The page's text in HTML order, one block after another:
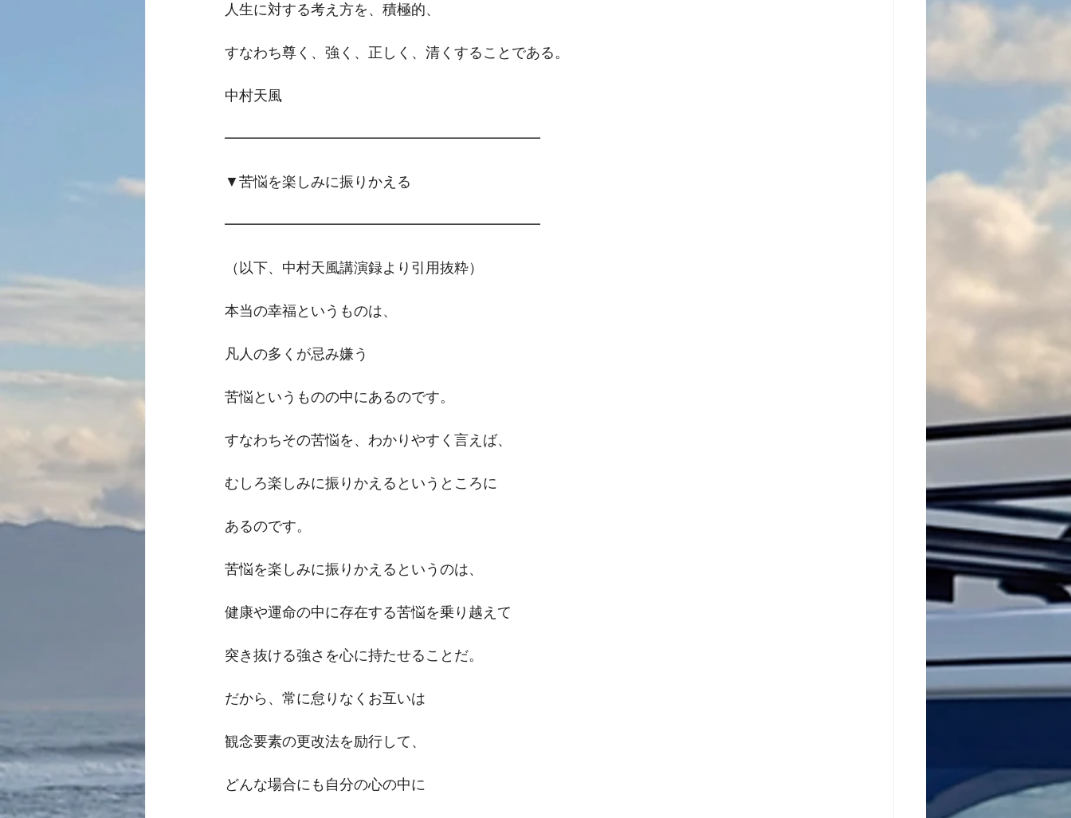
人生に対する考え方を、積極的、
すなわち尊く、強く、正しく、清くすることである。
中村天風
━━━━━━━━━━━━━━━━━━━━━━
▼苦悩を楽しみに振りかえる
━━━━━━━━━━━━━━━━━━━━━━
（以下、中村天風講演録より引用抜粋）
本当の幸福というものは、
凡人の多くが忌み嫌う
苦悩というものの中にあるのです。
すなわちその苦悩を、わかりやすく言えば、
むしろ楽しみに振りかえるというところに
あるのです。
苦悩を楽しみに振りかえるというのは、
健康や運命の中に存在する苦悩を乗り越えて
突き抜ける強さを心に持たせることだ。
だから、常に怠りなくお互いは
観念要素の更改法を励行して、
どんな場合にも自分の心の中に